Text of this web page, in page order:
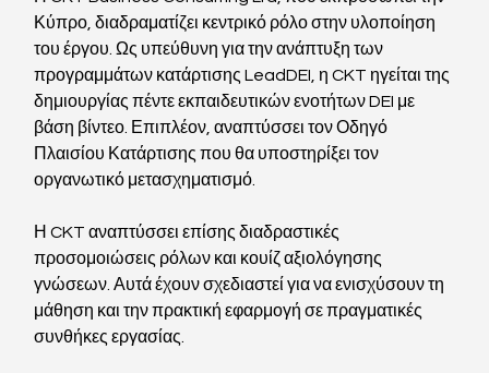
Κύπρο, διαδραματίζει κεντρικό ρόλο στην υλοποίηση
του έργου. Ως υπεύθυνη για την ανάπτυξη των
προγραμμάτων κατάρτισης LeadDEI, η CKT ηγείται της
δημιουργίας πέντε εκπαιδευτικών ενοτήτων DEI με
βάση βίντεο. Επιπλέον, αναπτύσσει τον Οδηγό
Πλαισίου Κατάρτισης που θα υποστηρίξει τον
οργανωτικό μετασχηματισμό.
Η CKT αναπτύσσει επίσης διαδραστικές
προσομοιώσεις ρόλων και κουίζ αξιολόγησης
γνώσεων. Αυτά έχουν σχεδιαστεί για να ενισχύσουν τη
μάθηση και την πρακτική εφαρμογή σε πραγματικές
συνθήκες εργασίας.